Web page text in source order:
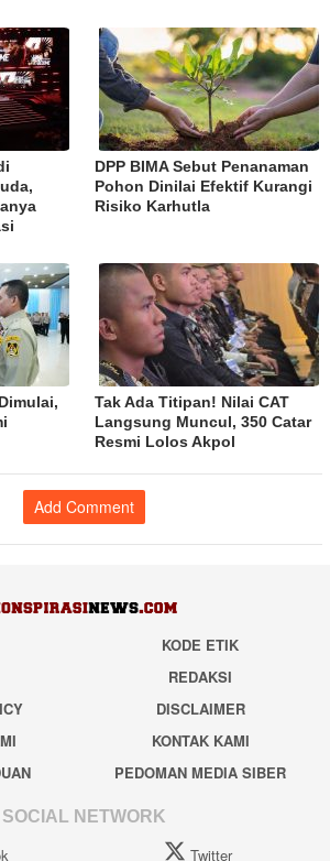
DPP BIMA Sebut Penanaman
Pohon Dinilai Efektif Kurangi
Risiko Karhutla
Tak Ada Titipan! Nilai CAT
Langsung Muncul, 350 Catar
Resmi Lolos Akpol
Add Comment
KODE ETIK
REDAKSI
DISCLAIMER
KONTAK KAMI
PEDOMAN MEDIA SIBER
SOCIAL NETWORK
Twitter